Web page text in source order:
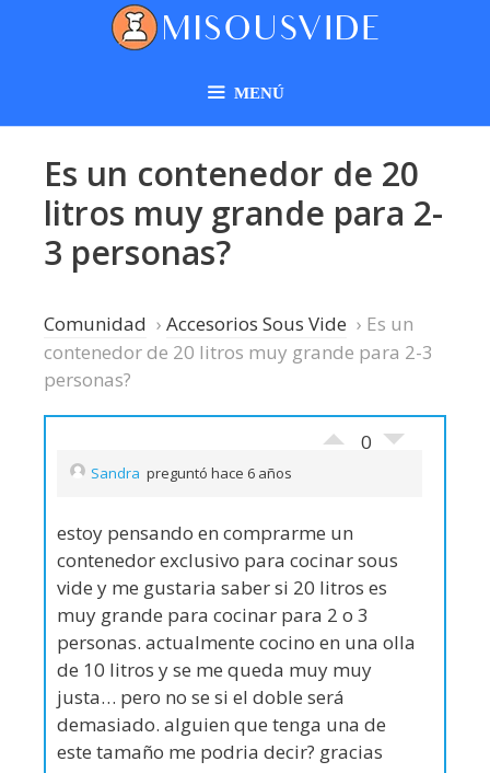
MENÚ
Es un contenedor de 20
litros muy grande para 2-
3 personas?
Comunidad › Accesorios Sous Vide › Es un
contenedor de 20 litros muy grande para 2-3
personas?
0
Sandra preguntó hace 6 años
estoy pensando en comprarme un
contenedor exclusivo para cocinar sous
vide y me gustaria saber si 20 litros es
muy grande para cocinar para 2 o 3
personas. actualmente cocino en una olla
de 10 litros y se me queda muy muy
justa… pero no se si el doble será
demasiado. alguien que tenga una de
este tamaño me podria decir? gracias